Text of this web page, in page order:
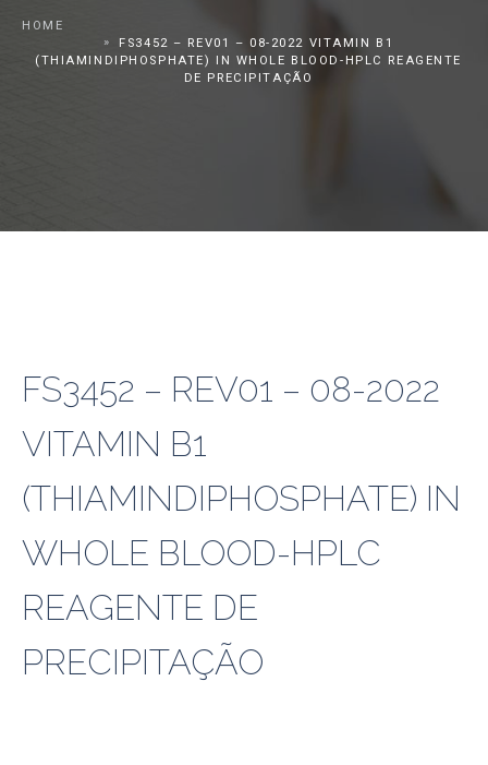
HOME
FS3452 – REV01 – 08-2022 VITAMIN B1
(THIAMINDIPHOSPHATE) IN WHOLE BLOOD-HPLC REAGENTE
DE PRECIPITAÇÃO
FS3452 – REV01 – 08-2022
VITAMIN B1
(THIAMINDIPHOSPHATE) IN
WHOLE BLOOD-HPLC
REAGENTE DE
PRECIPITAÇÃO